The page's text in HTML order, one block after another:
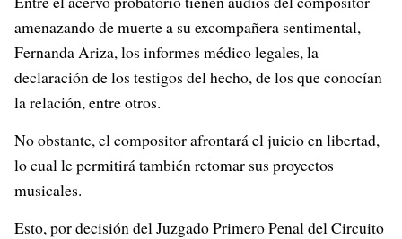
amenazando de muerte a su excompañera sentimental,
Fernanda Ariza, los informes médico legales, la
declaración de los testigos del hecho, de los que conocían
la relación, entre otros.
No obstante, el compositor afrontará el juicio en libertad,
lo cual le permitirá también retomar sus proyectos
musicales.
Esto, por decisión del Juzgado Primero Penal del Circuito